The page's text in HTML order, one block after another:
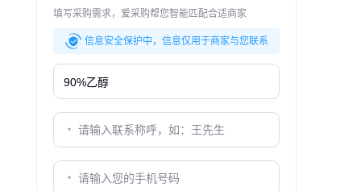
填写采购需求，爱采购帮您智能匹配合适商家
信息安全保护中，信息仅用于商家与您联系